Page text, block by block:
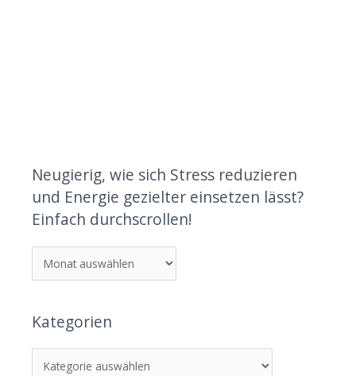
Neugierig, wie sich Stress reduzieren
und Energie gezielter einsetzen lässt?
Einfach durchscrollen!
Kategorien